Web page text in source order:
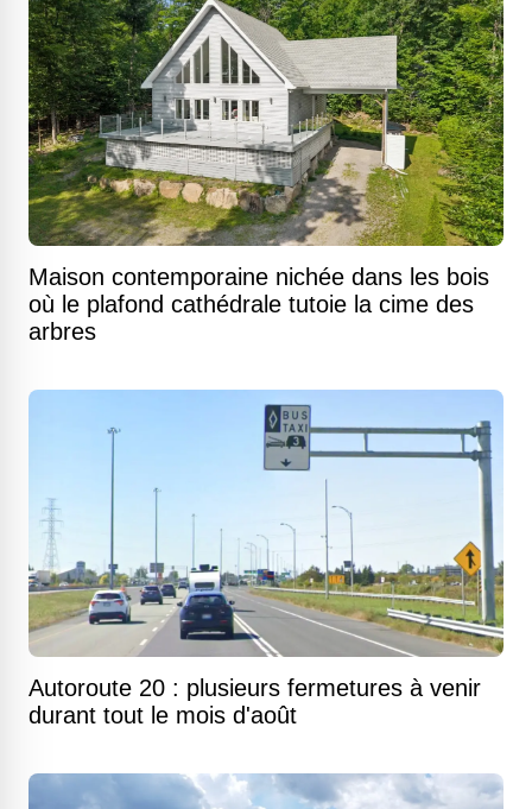
Maison contemporaine nichée dans les bois
où le plafond cathédrale tutoie la cime des
arbres
Autoroute 20 : plusieurs fermetures à venir
durant tout le mois d'août